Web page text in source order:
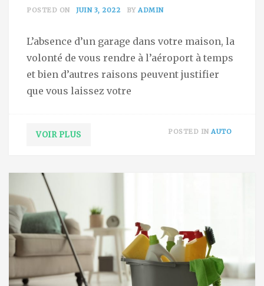
POSTED ON JUIN 3, 2022 BY ADMIN
L’absence d’un garage dans votre maison, la
volonté de vous rendre à l’aéroport à temps
et bien d’autres raisons peuvent justifier
que vous laissez votre
VOIR PLUS POSTED IN AUTO